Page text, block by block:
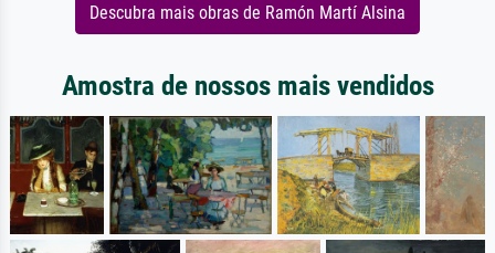
Descubra mais obras de Ramón Martí Alsina
Amostra de nossos mais vendidos